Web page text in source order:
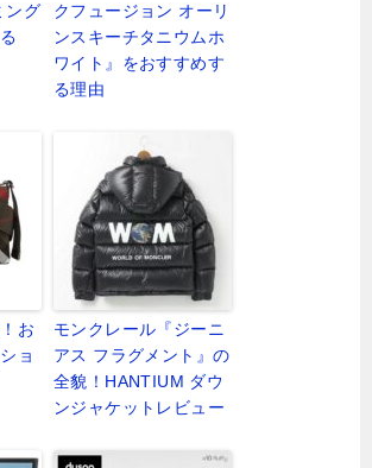
ング
クフュージョン オーリ
ンスキーチタニウムホ
ワイト』をおすすめす
る理由
お
ョ
モンクレール『ジーニ
アス フラグメント』の
全貌！HANTIUM ダウ
ンジャケットレビュー